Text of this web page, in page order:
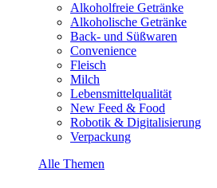
Alkoholfreie Getränke
Alkoholische Getränke
Back- und Süßwaren
Convenience
Fleisch
Milch
Lebensmittelqualität
New Feed & Food
Robotik & Digitalisierung
Verpackung
Alle Themen